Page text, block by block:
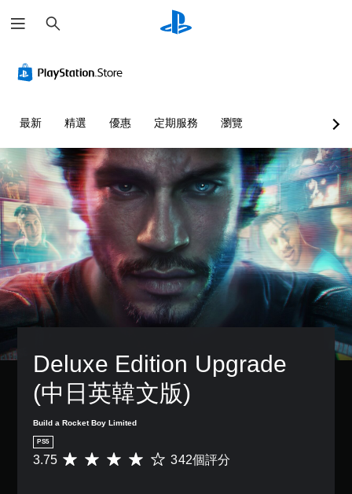
尋
最新 精選 優惠 定期服務 瀏覽
Deluxe Edition Upgrade
(中日英韓文版)
Build a Rocket Boy Limited
PS5
平
3.75 342個評分